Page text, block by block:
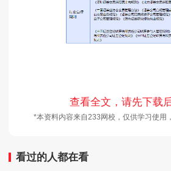
查看全文，请先下载
*本资料内容来自233网校，仅供学习使用
看过的人都在看